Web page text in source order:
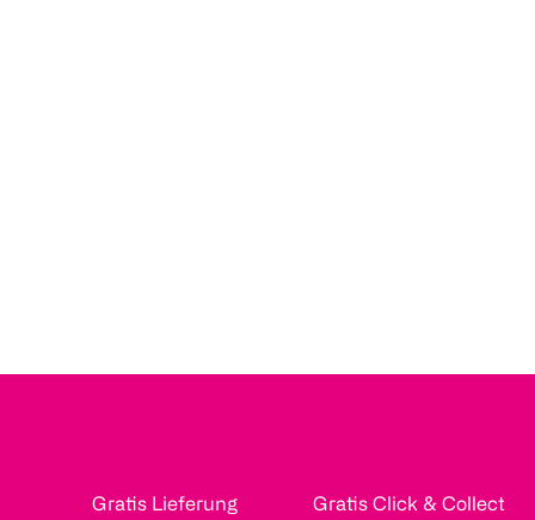
Gratis Lieferung
Gratis Click & Collect